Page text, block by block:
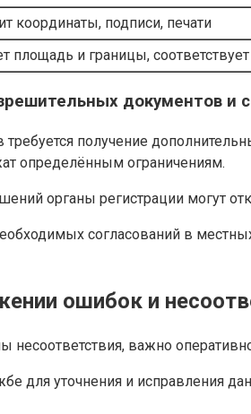
координаты, подписи, печати
площадь и границы, соответствует
документов и
получение
определённым ограничениям.
органы регистрации могут
согласований в
ошибок и
важно
для уточнения и исправления